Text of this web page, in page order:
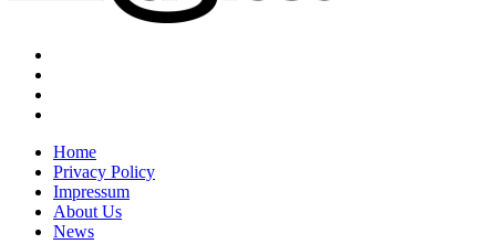
Home
Privacy Policy
Impressum
About Us
News